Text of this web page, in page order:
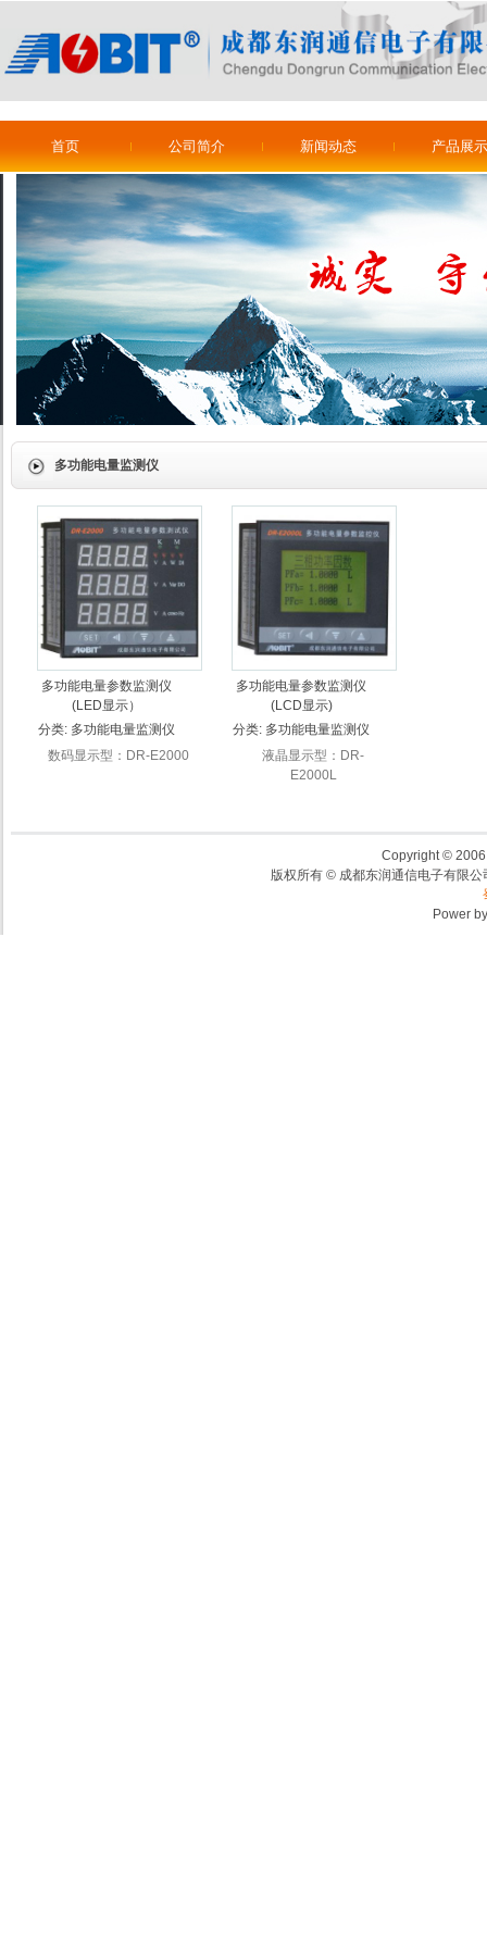
首页 公司简介 新闻动态 产品展示
多功能电量监测仪
多功能电量参数监测仪
(LED显示）
分类: 多功能电量监测仪
数码显示型：DR-E2000
多功能电量参数监测仪
(LCD显示)
分类: 多功能电量监测仪
液晶显示型：DR-
E2000L
Copyright ©
版权所有 © 成都东润通信电子有限
Power